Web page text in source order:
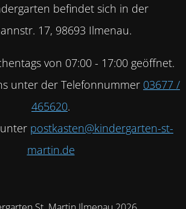
befindet sich in der
17, 98693 Ilmenau.
von 07:00 - 17:00 geöffnet.
unter der Telefonnummer 03677 /
465620.
postkasten@kindergarten-st-
martin.de